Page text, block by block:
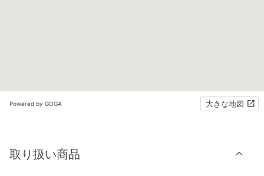
Powered by GOGA 大きな地図
取り扱い商品